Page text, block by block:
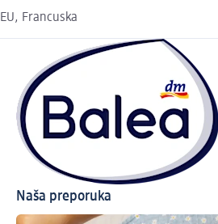
EU, Francuska
Naša preporuka